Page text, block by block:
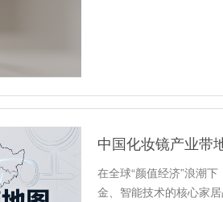
在全球“颜值经济”浪潮
金、智能技术的核心家